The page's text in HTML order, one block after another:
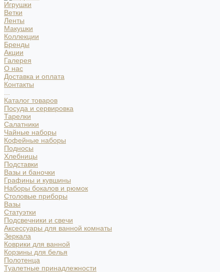
Игрушки
Ветки
Ленты
Макушки
Коллекции
Бренды
Акции
Галерея
О нас
Доставка и оплата
Контакты
Каталог товаров
Посуда и сервировка
Тарелки
Салатники
Чайные наборы
Кофейные наборы
Подносы
Хлебницы
Подставки
Вазы и баночки
Графины и кувшины
Наборы бокалов и рюмок
Столовые приборы
Вазы
Статуэтки
Подсвечники и свечи
Аксессуары для ванной комнаты
Зеркала
Коврики для ванной
Корзины для белья
Полотенца
Туалетные принадлежности